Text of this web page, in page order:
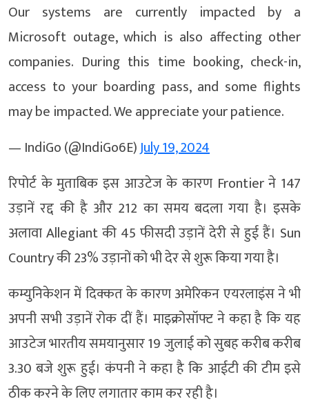
Our systems are currently impacted by a
Microsoft outage, which is also affecting other
companies. During this time booking, check-in,
access to your boarding pass, and some flights
may be impacted. We appreciate your patience.
— IndiGo (@IndiGo6E)July 19, 2024
रिपोर्ट के मुताबिक इस आउटेज के कारण Frontier ने 147
उड़ानें रद्द की है और 212 का समय बदला गया है। इसके
अलावा Allegiant की 45 फीसदी उड़ानें देरी से हुई हैं। Sun
Country की 23% उड़ानों को भी देर से शुरू किया गया है।
कम्युनिकेशन में दिक्कत के कारण अमेरिकन एयरलाइंस ने भी
अपनी सभी उड़ानें रोक दीं हैं। माइक्रोसॉफ्ट ने कहा है कि यह
आउटेज भारतीय समयानुसार 19 जुलाई को सुबह करीब करीब
3.30 बजे शुरू हुई। कंपनी ने कहा है कि आईटी की टीम इसे
ठीक करने के लिए लगातार काम कर रही है।